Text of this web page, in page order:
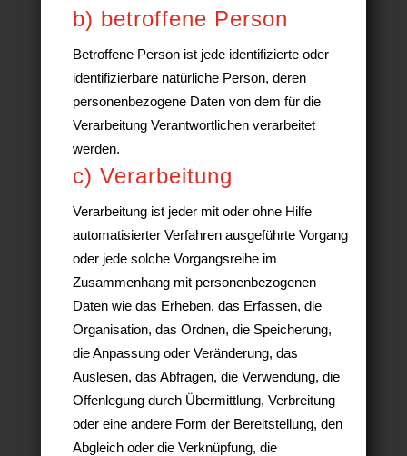
b) betroffene Person
Betroffene Person ist jede identifizierte oder
identifizierbare natürliche Person, deren
personenbezogene Daten von dem für die
Verarbeitung Verantwortlichen verarbeitet
werden.
c) Verarbeitung
Verarbeitung ist jeder mit oder ohne Hilfe
automatisierter Verfahren ausgeführte Vorgang
oder jede solche Vorgangsreihe im
Zusammenhang mit personenbezogenen
Daten wie das Erheben, das Erfassen, die
Organisation, das Ordnen, die Speicherung,
die Anpassung oder Veränderung, das
Auslesen, das Abfragen, die Verwendung, die
Offenlegung durch Übermittlung, Verbreitung
oder eine andere Form der Bereitstellung, den
Abgleich oder die Verknüpfung, die